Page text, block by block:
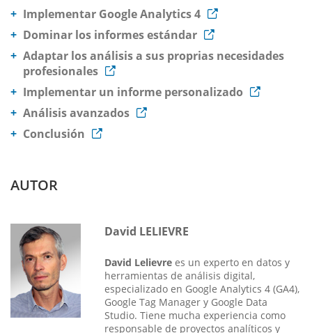
Implementar Google Analytics 4
Dominar los informes estándar
Adaptar los análisis a sus proprias necesidades
profesionales
Implementar un informe personalizado
Análisis avanzados
Conclusión
AUTOR
David LELIEVRE
David Lelievre es un experto en datos y
herramientas de análisis digital,
especializado en Google Analytics 4 (GA4),
Google Tag Manager y Google Data
Studio. Tiene mucha experiencia como
responsable de proyectos analíticos y